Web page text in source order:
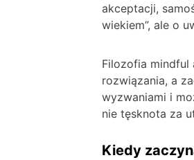
akceptacji,
wiekiem”, ale o
Filozofia mindful
rozwiązania, a
wyzwaniami i
nie tęsknota za
Kiedy